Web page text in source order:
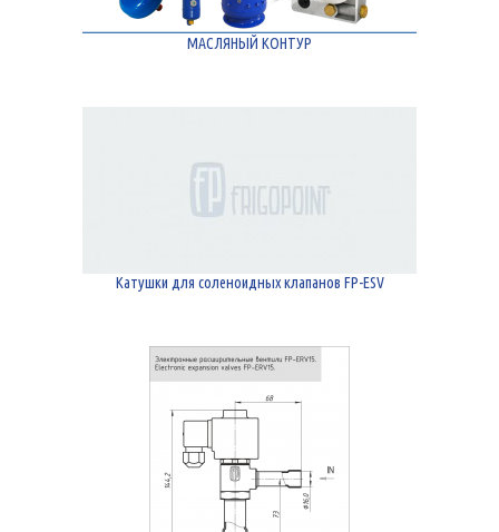
МАСЛЯНЫЙ КОНТУР
Катушки для соленоидных клапанов FP-ESV